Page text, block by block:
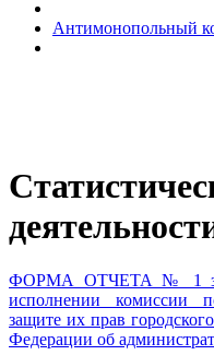
Антимонопольный
ФОРМА ОТЧЕТА № 1 за
исполнении комиссии
защите их прав
Федерации об